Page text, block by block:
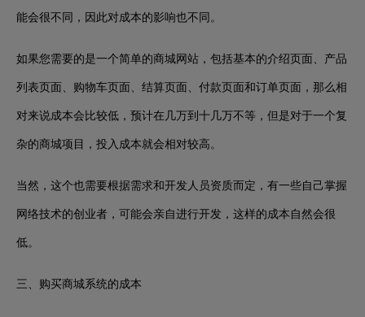
能会很不同，因此对成本的影响也不同。
如果您需要的是一个简单的商城网站，包括基本的介绍页面、产品
列表页面、购物车页面、结算页面、付款页面和订单页面，那么相
对来说成本会比较低，预计在几万到十几万不等，但是对于一个复
杂的商城项目，投入成本就会相对较高。
当然，这个也需要根据需求和开发人员资质而定，有一些自己掌握
网络技术的创业者，可能会亲自进行开发，这样的成本自然会很
低。
三、购买商城系统的成本